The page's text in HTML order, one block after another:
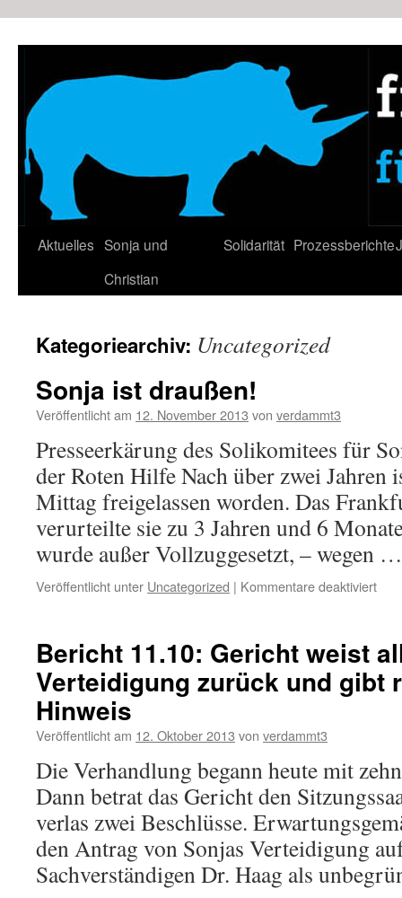
Aktuelles Sonja und
Christian
Solidarität Prozessberichte
Kategoriearchiv: Uncategorized
Sonja ist draußen!
Veröffentlicht am 12. November 2013 von verdammt3
Presseerkärung des Solikomitees für
der Roten Hilfe Nach über zwei Jahren
Mittag freigelassen worden. Das
verurteilte sie zu 3 Jahren und 6
wurde außer Vollzuggesetzt, – wegen
Veröffentlicht unter Uncategorized | Kommentare deaktiviertfür
Bericht 11.10: Gericht weist
Verteidigung zurück und gibt
Hinweis
Veröffentlicht am 12. Oktober 2013 von verdammt3
Die Verhandlung begann heute mit
Dann betrat das Gericht den
verlas zwei Beschlüsse.
den Antrag von Sonjas Verteidigung
Sachverständigen Dr. Haag als